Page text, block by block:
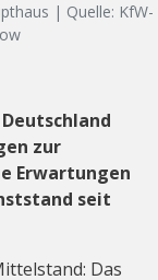
| Quelle: KfW-
zur
Erwartungen
seit
Das